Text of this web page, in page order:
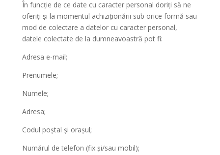
În funcție de ce date cu caracter personal doriți să ne
oferiți și la momentul achiziționării sub orice formă sau
mod de colectare a datelor cu caracter personal,
datele colectate de la dumneavoastră pot fi:
Adresa e-mail;
Prenumele;
Numele;
Adresa;
Codul poștal și orașul;
Numărul de telefon (fix și/sau mobil);